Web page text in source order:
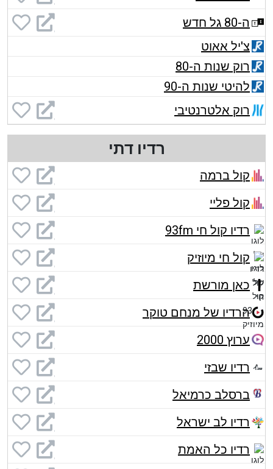
ה-80 גל חדש
צ'יל אאוט
רוק שנות ה-80
להיטי שנות ה-90
רוק אלטרנטיבי
רדיו דתי
קול ברמה
קול פליי
רדיו קול חי 93fm
קול חי מיוזיק
כאן מורשת
הרדיו של מנחם טוקר
ערוץ 2000
רדיו שבזי
ברסלב כרמיאל
רדיו לב ישראל
רדיו כל האמת